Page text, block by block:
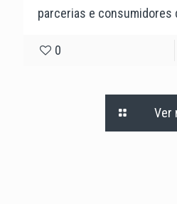
parcerias e consumidores
0
Ver